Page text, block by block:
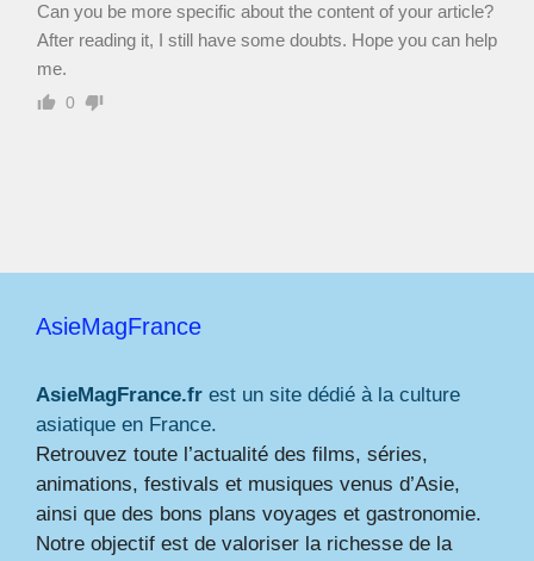
Can you be more specific about the content of your article?
After reading it, I still have some doubts. Hope you can help
me.
0
AsieMagFrance
AsieMagFrance.fr est un site dédié à la culture
asiatique en France.
Retrouvez toute l’actualité des films, séries,
animations, festivals et musiques venus d’Asie,
ainsi que des bons plans voyages et gastronomie.
Notre objectif est de valoriser la richesse de la